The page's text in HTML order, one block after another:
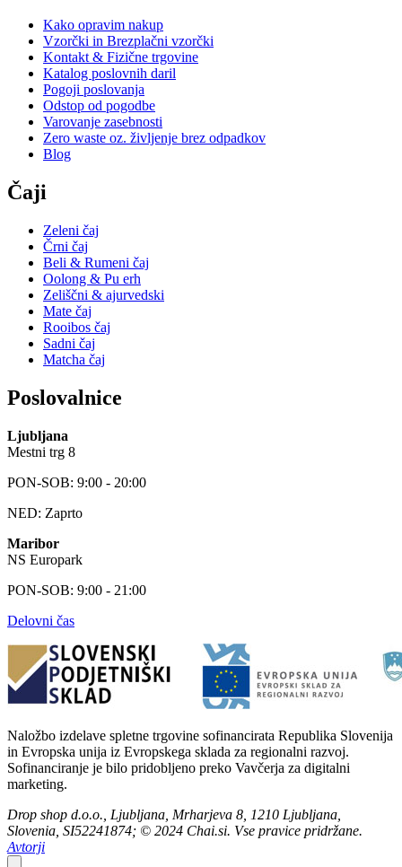
Kako opravim nakup
Vzorčki in Brezplačni vzorčki
Kontakt & Fizične trgovine
Katalog poslovnih daril
Pogoji poslovanja
Odstop od pogodbe
Varovanje zasebnosti
Zero waste oz. življenje brez odpadkov
Blog
Čaji
Zeleni čaj
Črni čaj
Beli & Rumeni čaj
Oolong & Pu erh
Zeliščni & ajurvedski
Mate čaj
Rooibos čaj
Sadni čaj
Matcha čaj
Poslovalnice
Ljubljana
Mestni trg 8
PON-SOB: 9:00 - 20:00
NED: Zaprto
Maribor
NS Europark
PON-SOB: 9:00 - 21:00
Delovni čas
Naložbo izdelave spletne trgovine sofinancirata Republika Slovenija
in Evropska unija iz Evropskega sklada za regionalni razvoj.
Sofinanciranje je bilo pridobljeno preko Vavčerja za digitalni
marketing.
Drop shop d.o.o., Ljubljana, Mrharjeva 8, 1210 Ljubljana,
Slovenia, SI52241874; © 2024 Chai.si. Vse pravice pridržane.
Avtorji